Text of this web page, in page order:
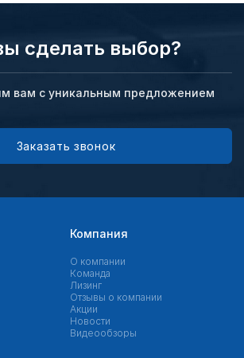
сделать выбор?
вам с уникальным предложением
Заказать звонок
Компания
О компании
Команда
Лизинг
Отзывы о компании
Акции
Новости
Видеообзоры